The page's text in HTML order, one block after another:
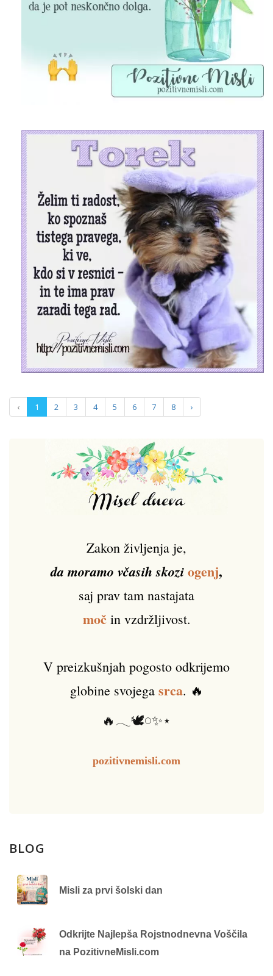
‹ 1 2 3 4 5 6 7 8 ›
Zakon življenja je,
da moramo včasih skoziogenj,
saj prav tam nastajata
močin vzdržljivost.
V preizkušnjah pogosto odkrijemo
globine svojega srca. 🔥
🔥𓂃🕊️𓏸✨⋆
pozitivnemisli.com
BLOG
Misli za prvi šolski dan
Odkrijte Najlepša Rojstnodnevna Voščila
na PozitivneMisli.com